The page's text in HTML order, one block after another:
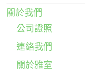
關於我們
公司證照
連絡我們
關於雅室